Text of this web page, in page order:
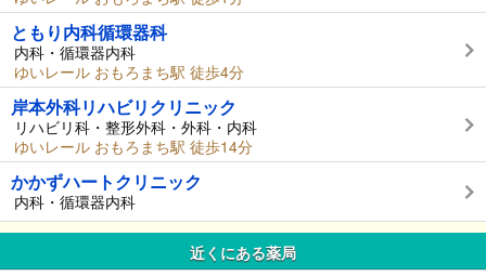
ともり内科循環器科
内科・循環器内科
ゆいレール おもろまち駅 徒歩4分
岸本外科リハビリクリニック
リハビリ科・整形外科・外科・内科
ゆいレール おもろまち駅 徒歩14分
かかずハートクリニック
内科・循環器内科
近くにある薬局